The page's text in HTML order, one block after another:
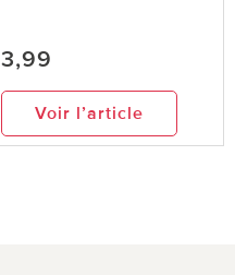
3,99
Voir l’article